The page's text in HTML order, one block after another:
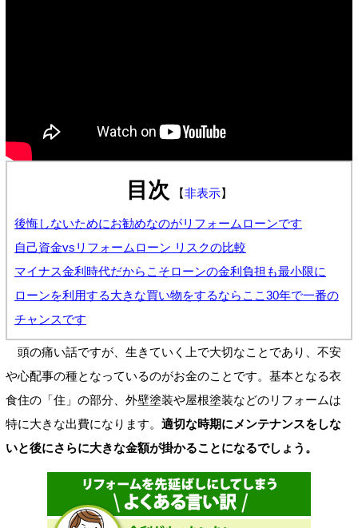
目次 【非表示】
後悔しないためにお勧めなのがリフォームローンです
自己資金vsリフォームローン リスクの比較
マイナス金利時代だからこそローンの金利負担も最小限に
ローンを利用する大きな買い物をするならここ30年で一番の
チャンスです
頭の痛い話ですが、生きていく上で大切なことであり、不安
や心配事の種となっているのがお金のことです。基本となる衣
食住の「住」の部分、外壁塗装や屋根塗装などのリフォームは
特に大きな出費になります。 適切な時期にメンテナンスをしな
いと後にさらに大きな金額が掛かることになるでしょう。